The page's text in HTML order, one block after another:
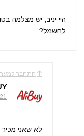
היי יניב, יש מצלמה
לחשמל?
התחבר
לא שאני מכיר